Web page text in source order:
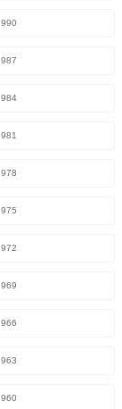
990
987
984
981
978
975
972
969
966
963
960